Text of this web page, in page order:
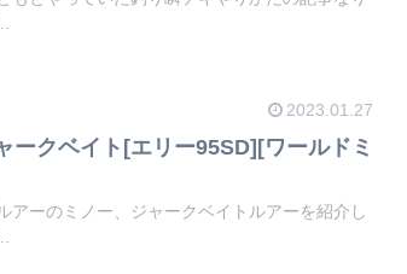
2023.01.27
ークベイト[エリー95SD][ワールドミ
アーのミノー、ジャークベイトルアーを紹介し